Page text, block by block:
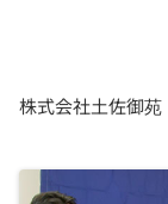
株式会社土佐御